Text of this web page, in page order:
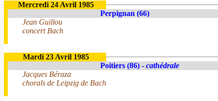
Mercredi 24 Avril 1985
Perpignan (66)
Jean Guillou
concert Bach
Mardi 23 Avril 1985
Poitiers (86) - cathédrale
Jacques Béraza
chorals de Leipzig de Bach